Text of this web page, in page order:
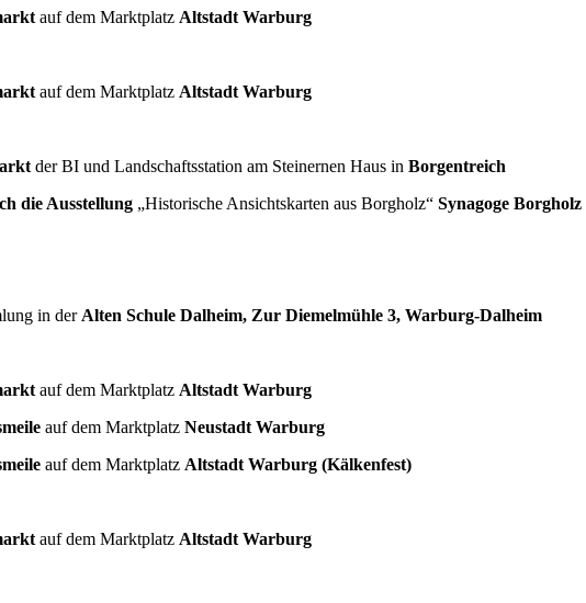
auf dem Marktplatz Altstadt Warburg
auf dem Marktplatz Altstadt Warburg
der BI und Landschaftsstation am Steinernen Haus in Borgentreich
die Ausstellung „Historische Ansichtskarten aus Borgholz“ Synagoge Borgholz
in der Alten Schule Dalheim, Zur Diemelmühle 3, Warburg-Dalheim
auf dem Marktplatz Altstadt Warburg
auf dem Marktplatz Neustadt Warburg
auf dem Marktplatz Altstadt Warburg (Kälkenfest)
auf dem Marktplatz Altstadt Warburg